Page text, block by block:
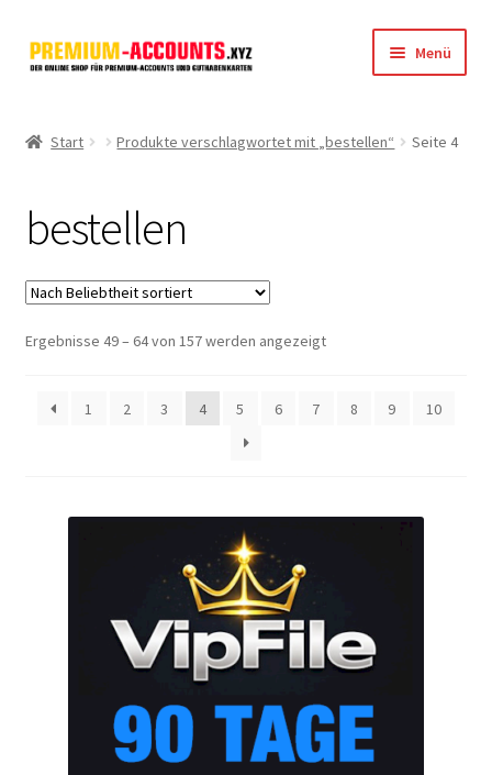
Zur
Navigation
Zum
Inhalt
Menü
FileJoker
Depositfiles
TakeFile
FileFox.cc
Filesmonster
Start Produkte verschlagwortet mit „bestellen“ Seite 4
bestellen
Ergebnisse 49 – 64 von 157 werden angezeigtNach
1
2 3 4 5 6 7 8 9 10